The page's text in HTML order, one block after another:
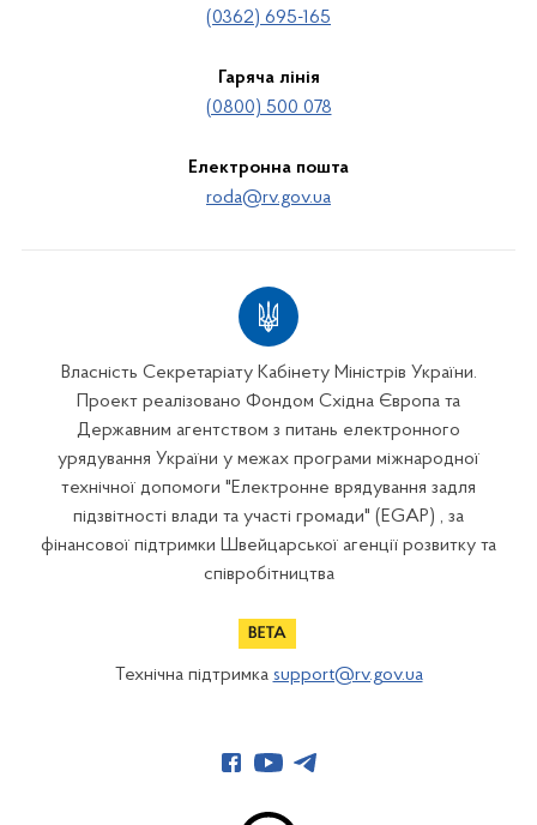
(0362) 695-165
Гаряча лінія
(0800) 500 078
Електронна пошта
roda@rv.gov.ua
Власність Секретаріату Кабінету Міністрів України.
Проект реалізовано Фондом Східна Європа та
Державним агентством з питань електронного
урядування України у межах програми міжнародної
технічної допомоги "Електронне врядування задля
підзвітності влади та участі громади" (EGAP) , за
фінансової підтримки Швейцарської агенції розвитку та
співробітництва
Технічна підтримка support@rv.gov.ua